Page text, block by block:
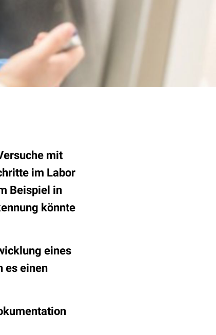
mit
im Labor
Beispiel in
könnte
eines
es einen